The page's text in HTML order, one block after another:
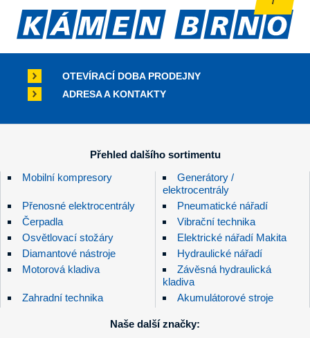
OTEVÍRACÍ DOBA PRODEJNY
ADRESA A KONTAKTY
Přehled dalšího sortimentu
Mobilní kompresory
Generátory /
elektrocentrály
Přenosné elektrocentrály
Pneumatické nářadí
Čerpadla
Vibrační technika
Osvětlovací stožáry
Elektrické nářadí Makita
Diamantové nástroje
Hydraulické nářadí
Motorová kladiva
Závěsná hydraulická
kladiva
Zahradní technika
Akumulátorové stroje
Naše další značky: